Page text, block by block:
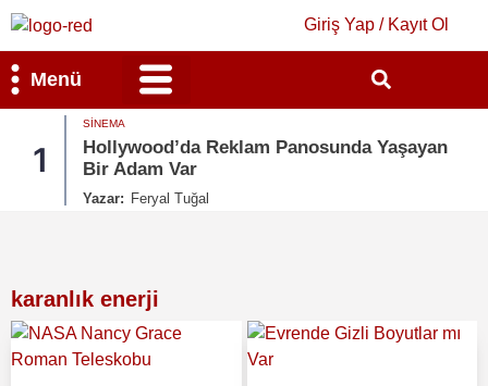
Giriş Yap / Kayıt Ol
Menü
1
SINEMA
Hollywood’da Reklam Panosunda Yaşayan
Bir Adam Var
Yazar: Feryal Tuğal
karanlık enerji